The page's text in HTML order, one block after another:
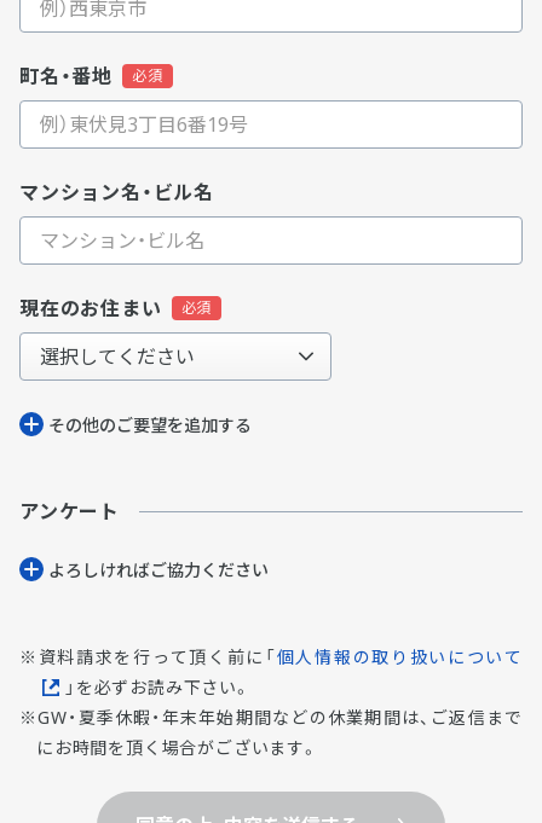
町名・番地
マンション名・ビル名
現在のお住まい
その他のご要望を追加する
アンケート
よろしければご協⼒ください
資料請求を行って頂く前に「個人情報の取り扱いについて
」を必ずお読み下さい。
GW・夏季休暇・年末年始期間などの休業期間は、ご返信まで
にお時間を頂く場合がございます。